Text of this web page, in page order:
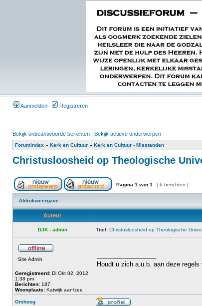
Aanmelden Registreren
Bekijk onbeantwoorde berichten | Bekijk actieve onderwerpen
Forumindex » Kerk en Cultuur » Kerk en Cultuur - Misstanden
Christusloosheid op Theologische
Pagina 1 van 1 [ 6 berichten ]
Afdrukweergave
Auteur
DJK - admin Titel: Christusloosheid op Theologische
Site Admin
Geregistreerd: Di Okt 02, 2012
1:38 pm
Berichten: 187
Woonplaats: Katwijk aan/zee
Houdt u zich a.u.b. aan deze regels
Omhoog